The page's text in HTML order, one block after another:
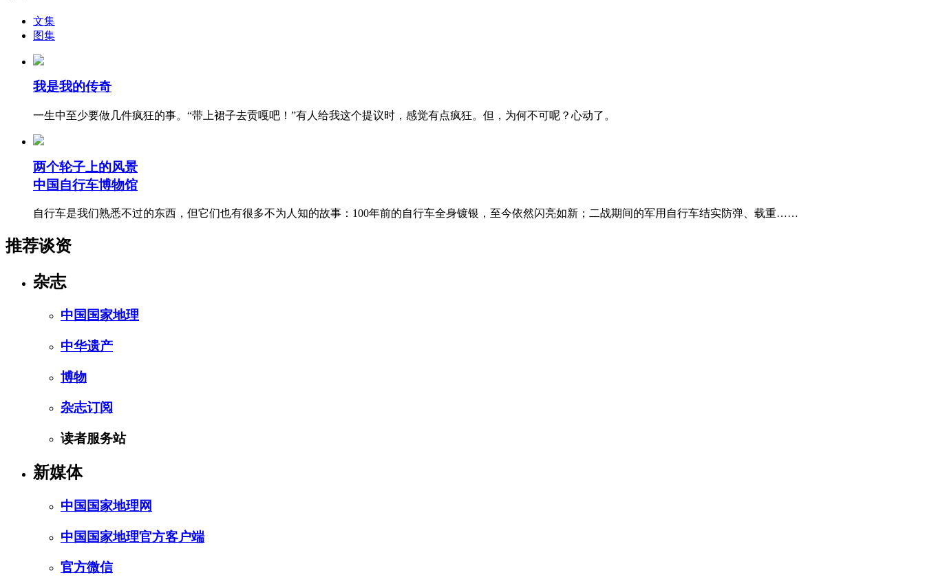
文集
图集
我是我的传奇
一生中至少要做几件疯狂的事。“带上裙子去贡嘎吧！”有人给我这个提议时，感觉有点疯狂。但，为何不可呢？心动了。
两个轮子上的风景
中国自行车博物馆
自行车是我们熟悉不过的东西，但它们也有很多不为人知的故事：100年前的自行车全身镀银，至今依然闪亮如新；二战期间的军用自行车结实防弹、载重……
推荐谈资
杂志
中国国家地理
中华遗产
博物
杂志订阅
读者服务站
新媒体
中国国家地理网
中国国家地理官方客户端
官方微信